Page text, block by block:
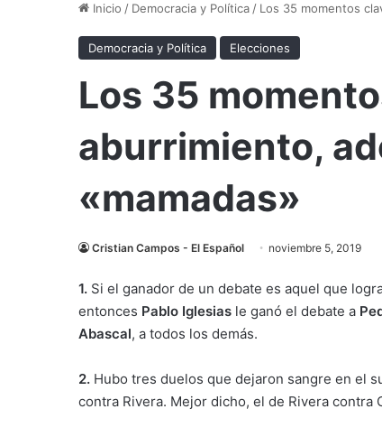
Inicio / Democracia y Política / Los 35 momentos
Democracia y Política Elecciones
Los 35
aburrimiento,
«mamadas»
Cristian Campos - El Español noviembre 5, 2019
1. Si el ganador de un debate es aquel que
entonces Pablo Iglesias le ganó el debate a
Abascal, a todos los demás.
2. Hubo tres duelos que dejaron sangre en el
contra Rivera. Mejor dicho, el de Rivera contra